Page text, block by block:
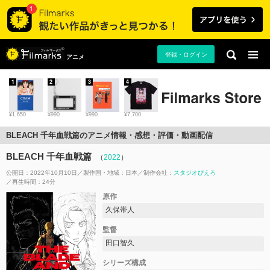
アニメ 登録・ログイン
¥1,650
1
¥990
2
¥990
3
¥7,700
4
BLEACH 千年血戦篇のアニメ情報・感想・評価・動画配信
BLEACH 千年血戦篇 （2022 ）
公開日：2022年10月10日 製作国・地域： 日本 制作会社： スタジオぴえろ
再生時間：24分
原作
久保帯人
監督
田口智久
シリーズ構成